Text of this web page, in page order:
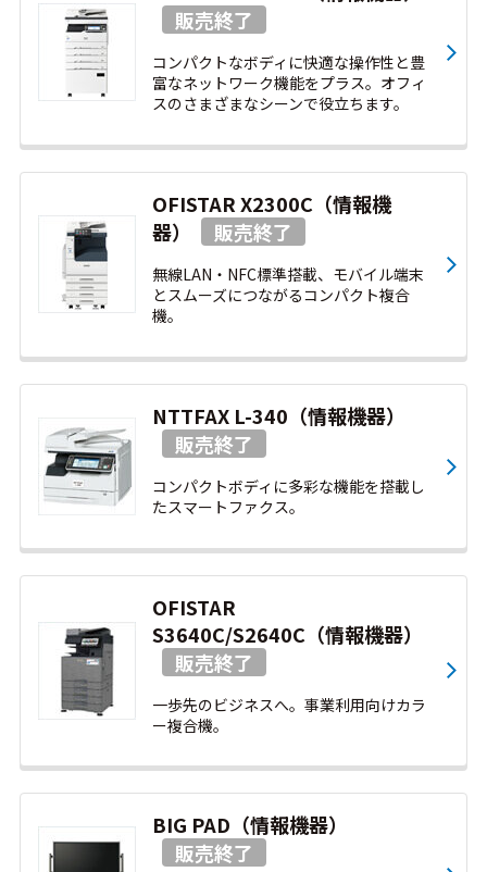
コンパクトなボディに快適な操作性と豊
富なネットワーク機能をプラス。オフィ
スのさまざまなシーンで役立ちます。
OFISTAR X2300C（情報機
器）
無線LAN・NFC標準搭載、モバイル端末
とスムーズにつながるコンパクト複合
機。
NTTFAX L-340（情報機器）
コンパクトボディに多彩な機能を搭載し
たスマートファクス。
OFISTAR
S3640C/S2640C（情報機器）
一歩先のビジネスへ。事業利用向けカラ
ー複合機。
BIG PAD（情報機器）